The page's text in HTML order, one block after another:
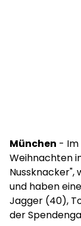
München - Im
Weihnachten
Nussknacker",
und haben
Jagger (40),
der